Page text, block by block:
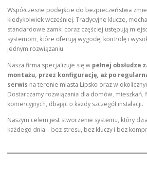
Współczesne podejście do bezpieczeństwa
kiedykolwiek wcześniej. Tradycyjne klucze,
standardowe zamki coraz częściej ustępują
systemom, które oferują wygodę, kontrolę i
jednym rozwiązaniu.
Nasza firma specjalizuje się w pełnej obsłudze
montażu, przez konfigurację, aż po
serwis na terenie miasta Lipsko oraz w
Dostarczamy rozwiązania dla domów,
komercyjnych, dbając o każdy szczegół instalacji.
Naszym celem jest stworzenie systemu, który
każdego dnia – bez stresu, bez kluczy i bez